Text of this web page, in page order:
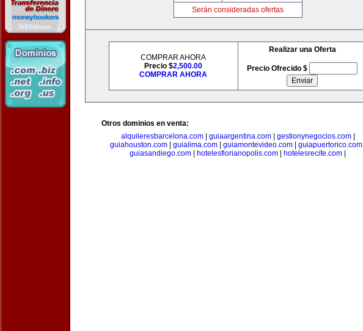
Serán consideradas ofertas
COMPRAR AHORA
Precio $2,500.00
COMPRAR AHORA
Realizar una Oferta
Precio Ofrecido $
Otros dominios en venta:
alquileresbarcelona.com| guiaargentina.com| gestionynegocios.com|
guiahouston.com| guialima.com| guiamontevideo.com| guiapuertorico.com|
guiasandiego.com
hotelesflorianopolis.com hotelesrecife.com